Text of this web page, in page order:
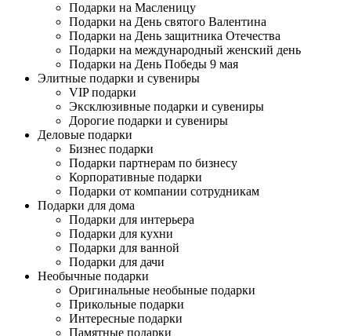
Подарки на Масленицу
Подарки на День святого Валентина
Подарки на День защитника Отечества
Подарки на международный женский день
Подарки на День Победы 9 мая
Элитные подарки и сувениры
VIP подарки
Эксклюзивные подарки и сувениры
Дорогие подарки и сувениры
Деловые подарки
Бизнес подарки
Подарки партнерам по бизнесу
Корпоративные подарки
Подарки от компании сотрудникам
Подарки для дома
Подарки для интерьера
Подарки для кухни
Подарки для ванной
Подарки для дачи
Необычные подарки
Оригинальные необыные подарки
Прикольные подарки
Интересные подарки
Памятные подарки